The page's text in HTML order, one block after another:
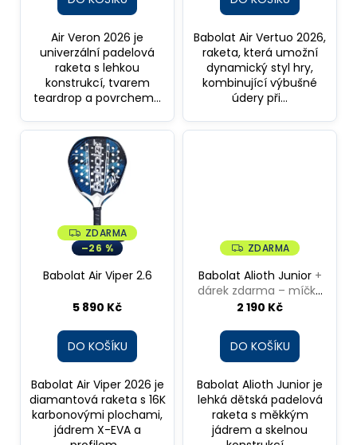
Air Veron 2026 je
univerzální padelová
raketa s lehkou
konstrukcí, tvarem
teardrop a povrchem...
Babolat Air Vertuo 2026,
raketa, která umožní
dynamický styl hry,
kombinující výbušné
údery při...
Z
D
A
M
ZDARMA
–26 %
Babolat Air Viper 2.6
5 890 Kč
DO KOŠÍKU
Babolat Air Viper 2026 je
diamantová raketa s 16K
karbonovými plochami,
jádrem X-EVA a
Z
D
A
R
M
A
ZDARMA
Babolat Alioth Junior +
dárek zdarma – míčky
Head Padel Pro S+
2 190 Kč
DO KOŠÍKU
Babolat Alioth Junior je
lehká dětská padelová
raketa s měkkým
jádrem a skelnou